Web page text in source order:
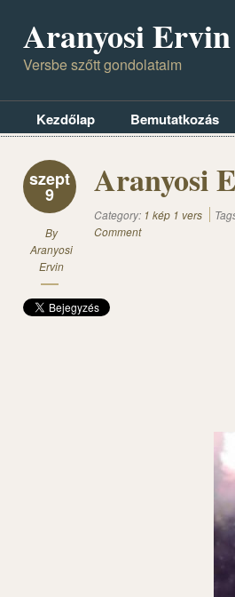
Aranyosi
Versbe szőtt gondolataim
Kezdőlap Bemutatkozás
szept
9
By
Aranyosi
Ervin
Aranyosi
Category: 1 kép 1 vers
Comment